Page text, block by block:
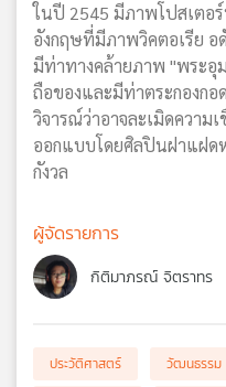
ในปี 2545 มีภาพโปสเตอ
อังกฤษที่มีภาพวิคตอเรีย อ
มีท่าทางคล้ายภาพ "พระอุ
ถือของและมีท่าตระกองก
วิจารณ์ว่าอาจละเมิดความ
ออกแบบโดยศิลปินฝาแฝด
กังวล
ผู้จัดรายการ
กิติมาภรณ์ จิตราทร
ประวัติศาสตร์ วัฒนธรรม